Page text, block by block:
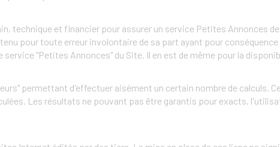
technique et financier pour assurer un service Petites Annonces
pour toute erreur involontaire de sa part ayant pour
"Petites Annonces" du Site. Il en est de même pour la
permettant d'effectuer aisément un certain nombre de calculs.
Les résultats ne pouvant pas être garantis pour exacts,